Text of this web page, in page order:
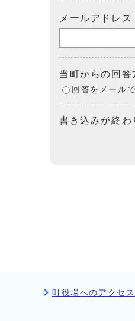
メールアドレ
当町からの回答
回答をメール
書き込みが終わ
町役場へのアクセス